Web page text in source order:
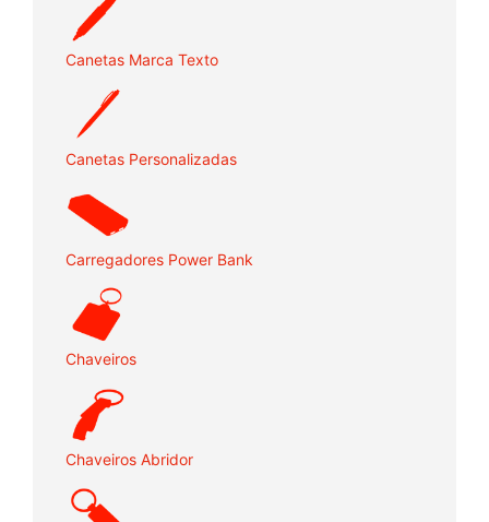
Canetas Marca Texto
Canetas Personalizadas
Carregadores Power Bank
Chaveiros
Chaveiros Abridor